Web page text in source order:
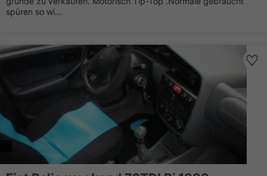
spüren so wi...